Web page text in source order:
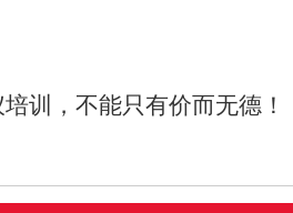
训，不能只有价而无德！